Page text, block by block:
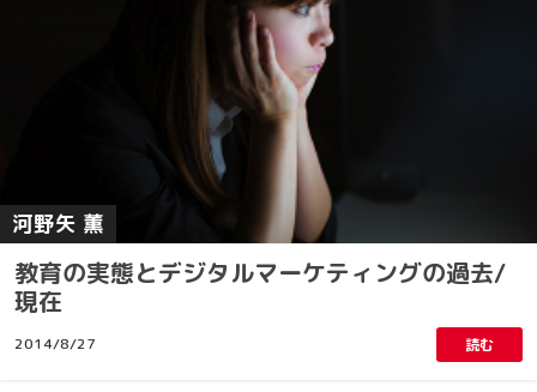
河野矢 薫
教育の実態とデジタルマーケティングの過去/
現在
2014/8/27 読む